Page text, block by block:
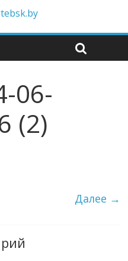
06-
(2)
Далее →